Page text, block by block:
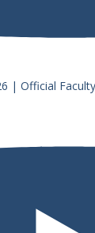
| Official